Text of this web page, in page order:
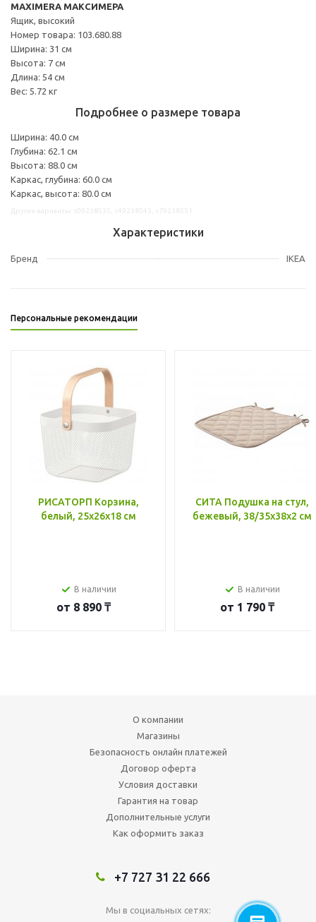
MAXIMERA МАКСИМЕРА
Ящик, высокий
Номер товара: 103.680.88
Ширина: 31 см
Высота: 7 см
Длина: 54 см
Вес: 5.72 кг
Подробнее о размере товара
Ширина: 40.0 см
Глубина: 62.1 см
Высота: 88.0 см
Каркас, глубина: 60.0 см
Каркас, высота: 80.0 см
Характеристики
Бренд IKEA
Персональные рекомендации
РИСАТОРП Корзина,
белый, 25x26x18 см
В наличии
от 8 890 ₸
СИТА Подушка на стул,
бежевый, 38/35x38x2 см
В наличии
от 1 790 ₸
О компании
Магазины
Безопасность онлайн платежей
Договор оферта
Условия доставки
Гарантия на товар
Дополнительные услуги
Как оформить заказ
+7 727 31 22 666
Мы в социальных сетях: